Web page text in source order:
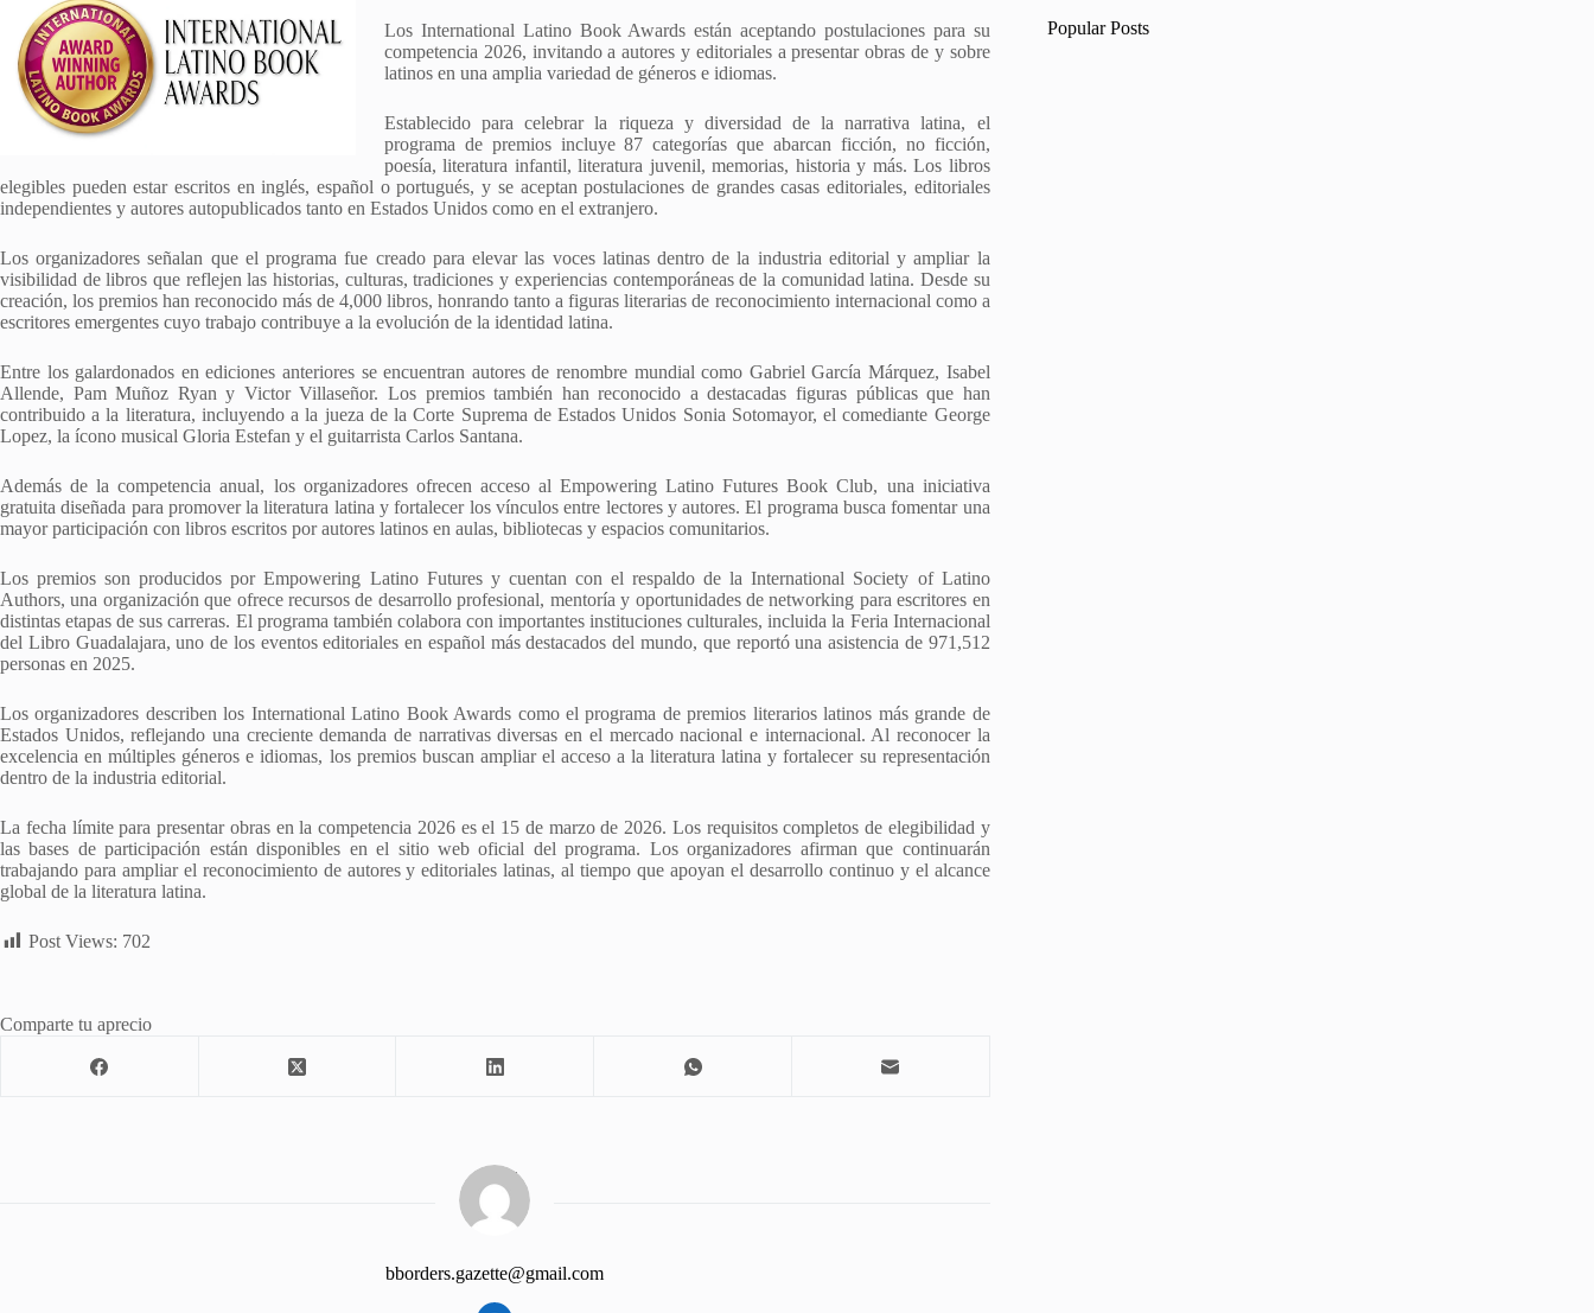
Los International Latino Book Awards están aceptando postulaciones para su
competencia 2026, invitando a autores y editoriales a presentar obras de y sobre
latinos en una amplia variedad de géneros e idiomas.
Establecido para celebrar la riqueza y diversidad de la narrativa latina, el
programa de premios incluye 87 categorías que abarcan ficción, no ficción,
poesía, literatura infantil, literatura juvenil, memorias, historia y más. Los libros
elegibles pueden estar escritos en inglés, español o portugués, y se aceptan postulaciones de grandes casas editoriales, editoriales
independientes y autores autopublicados tanto en Estados Unidos como en el extranjero.
Los organizadores señalan que el programa fue creado para elevar las voces latinas dentro de la industria editorial y ampliar la
visibilidad de libros que reflejen las historias, culturas, tradiciones y experiencias contemporáneas de la comunidad latina. Desde su
creación, los premios han reconocido más de 4,000 libros, honrando tanto a figuras literarias de reconocimiento internacional como a
escritores emergentes cuyo trabajo contribuye a la evolución de la identidad latina.
Entre los galardonados en ediciones anteriores se encuentran autores de renombre mundial como Gabriel García Márquez, Isabel
Allende, Pam Muñoz Ryan y Victor Villaseñor. Los premios también han reconocido a destacadas figuras públicas que han
contribuido a la literatura, incluyendo a la jueza de la Corte Suprema de Estados Unidos Sonia Sotomayor, el comediante George
Lopez, la ícono musical Gloria Estefan y el guitarrista Carlos Santana.
Además de la competencia anual, los organizadores ofrecen acceso al Empowering Latino Futures Book Club, una iniciativa
gratuita diseñada para promover la literatura latina y fortalecer los vínculos entre lectores y autores. El programa busca fomentar una
mayor participación con libros escritos por autores latinos en aulas, bibliotecas y espacios comunitarios.
Los premios son producidos por Empowering Latino Futures y cuentan con el respaldo de la International Society of Latino
Authors, una organización que ofrece recursos de desarrollo profesional, mentoría y oportunidades de networking para escritores en
distintas etapas de sus carreras. El programa también colabora con importantes instituciones culturales, incluida la Feria Internacional
del Libro Guadalajara, uno de los eventos editoriales en español más destacados del mundo, que reportó una asistencia de 971,512
personas en 2025.
Los organizadores describen los International Latino Book Awards como el programa de premios literarios latinos más grande de
Estados Unidos, reflejando una creciente demanda de narrativas diversas en el mercado nacional e internacional. Al reconocer la
excelencia en múltiples géneros e idiomas, los premios buscan ampliar el acceso a la literatura latina y fortalecer su representación
dentro de la industria editorial.
La fecha límite para presentar obras en la competencia 2026 es el 15 de marzo de 2026. Los requisitos completos de elegibilidad y
las bases de participación están disponibles en el sitio web oficial del programa. Los organizadores afirman que continuarán
trabajando para ampliar el reconocimiento de autores y editoriales latinas, al tiempo que apoyan el desarrollo continuo y el alcance
global de la literatura latina.
Post Views: 702
Comparte tu aprecio
bborders.gazette@gmail.com
Popular Posts